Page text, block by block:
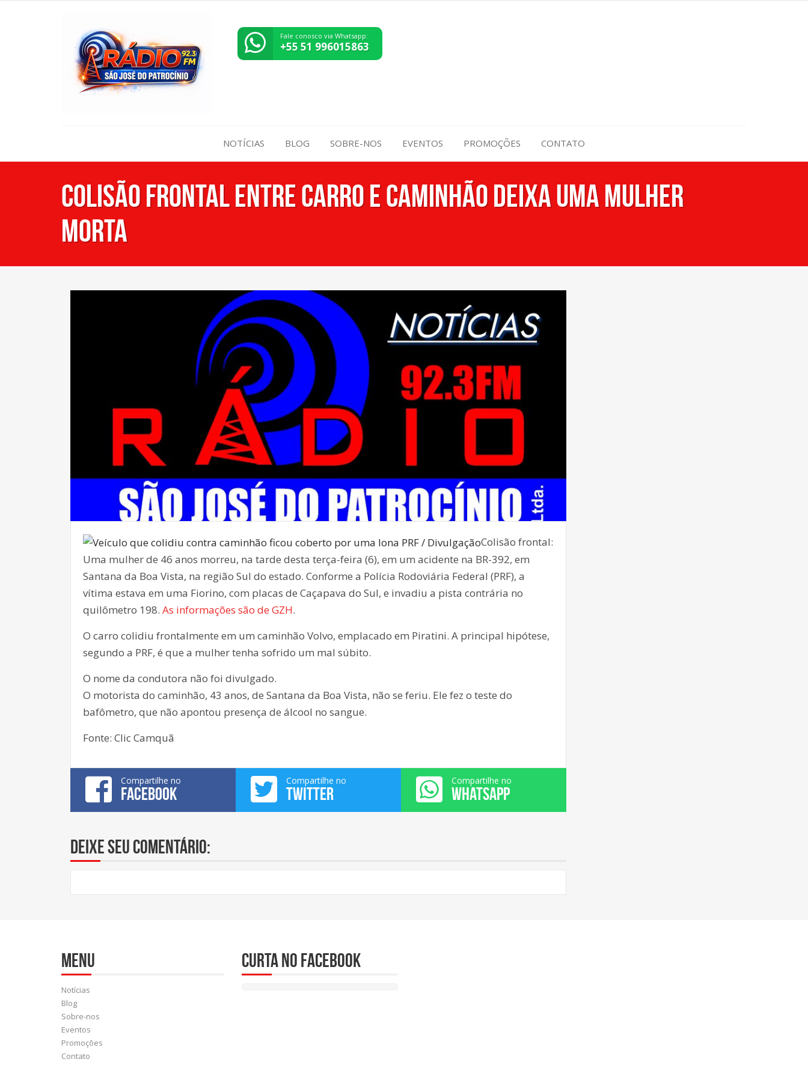
Fale conosco via Whatsapp:
+55 51 996015863
NOTÍCIAS BLOG SOBRE-NOS EVENTOS PROMOÇÕES CONTATO
Colisão frontal entre carro e caminhão deixa uma mulher
morta
Colisão frontal:
Uma mulher de 46 anos morreu, na tarde desta terça-feira (6), em um acidente na BR-392, em
Santana da Boa Vista, na região Sul do estado. Conforme a Polícia Rodoviária Federal (PRF), a
vítima estava em uma Fiorino, com placas de Caçapava do Sul, e invadiu a pista contrária no
quilômetro 198. As informações são de GZH.
O carro colidiu frontalmente em um caminhão Volvo, emplacado em Piratini. A principal hipótese,
segundo a PRF, é que a mulher tenha sofrido um mal súbito.
O nome da condutora não foi divulgado.
O motorista do caminhão, 43 anos, de Santana da Boa Vista, não se feriu. Ele fez o teste do
bafômetro, que não apontou presença de álcool no sangue.
Fonte: Clic Camquã
Compartilhe no
FACEBOOK
Compartilhe no
TWITTER
Compartilhe no
WHATSAPP
Deixe seu comentário:
Menu
Notícias
Blog
Sobre-nos
Eventos
Promoções
Contato
Curta no Facebook